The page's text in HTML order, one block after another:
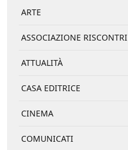
ARTE
ASSOCIAZIONE RISCONTRI
ATTUALITÀ
CASA EDITRICE
CINEMA
COMUNICATI